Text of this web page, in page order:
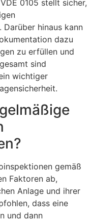
0105 stellt sicher,
Darüber hinaus kann
dazu
zu erfüllen und
sind
wichtiger
gemäß
Faktoren ab,
Anlage und ihrer
dass eine
und dann